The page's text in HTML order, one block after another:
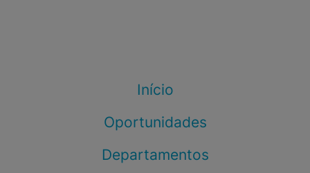
Início
Oportunidades
Departamentos